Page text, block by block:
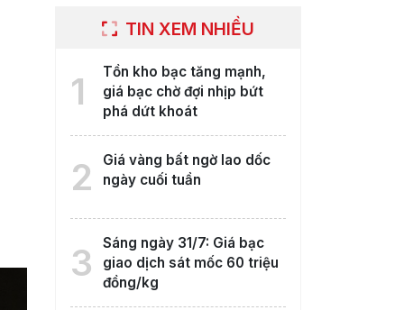
TIN XEM NHIỀU
1
Tồn kho bạc tăng mạnh,
giá bạc chờ đợi nhịp bứt
phá dứt khoát
2
Giá vàng bất ngờ lao dốc
ngày cuối tuần
3
Sáng ngày 31/7: Giá bạc
giao dịch sát mốc 60 triệu
đồng/kg